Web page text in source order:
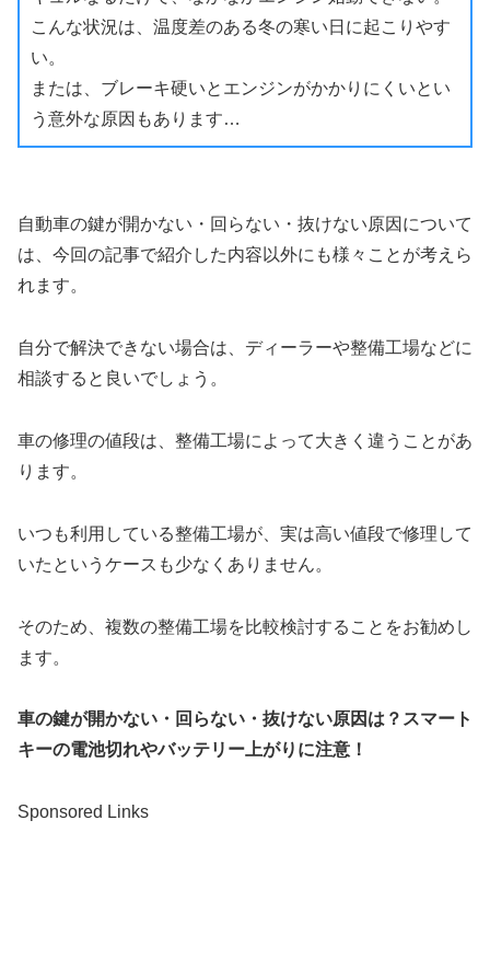
こんな状況は、温度差のある冬の寒い日に起こりやす
い。
または、ブレーキ硬いとエンジンがかかりにくいとい
う意外な原因もあります…
自動車の鍵が開かない・回らない・抜けない原因について
は、今回の記事で紹介した内容以外にも様々ことが考えら
れます。
自分で解決できない場合は、ディーラーや整備工場などに
相談すると良いでしょう。
車の修理の値段は、整備工場によって大きく違うことがあ
ります。
いつも利用している整備工場が、実は高い値段で修理して
いたというケースも少なくありません。
そのため、複数の整備工場を比較検討することをお勧めし
ます。
車の鍵が開かない・回らない・抜けない原因は？スマート
キーの電池切れやバッテリー上がりに注意！
Sponsored Links